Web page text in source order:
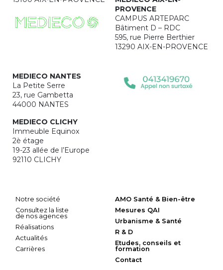
PROVENCE
CAMPUS ARTEPARC
Bâtiment D – RDC
595, rue Pierre Berthier
13290 AIX-EN-PROVENCE
MEDIECO NANTES
La Petite Serre
23, rue Gambetta
44000 NANTES
MEDIECO CLICHY
Immeuble Equinox
2è étage
19-23 allée de l’Europe
92110 CLICHY
Notre société
Consultez la liste
de nos agences
Réalisations
Actualités
Carrières
AMO Santé & Bien-être
Mesures QAI
Urbanisme & Santé
R & D
Etudes, conseils et
formation
Contact